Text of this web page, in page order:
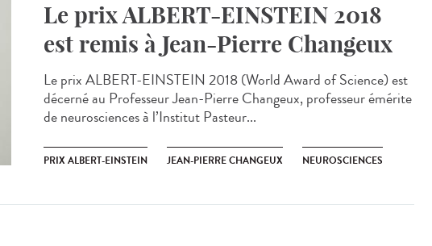
Le prix ALBERT-EINSTEIN 2018
est remis à Jean-Pierre Changeux
Le prix ALBERT-EINSTEIN 2018 (World Award of Science) est
décerné au Professeur Jean-Pierre Changeux, professeur émérite
de neurosciences à l’Institut Pasteur...
PRIX ALBERT-EINSTEIN JEAN-PIERRE CHANGEUX NEUROSCIENCES